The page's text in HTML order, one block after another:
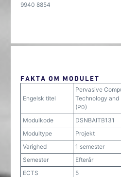
9940 8854
FAKTA OM MODULET
Engelsk titel
Pervasive
Technology and
(P0)
Modulkode
DSNBAITB131
Modultype
Projekt
Varighed
1 semester
Semester
Efterår
ECTS
5